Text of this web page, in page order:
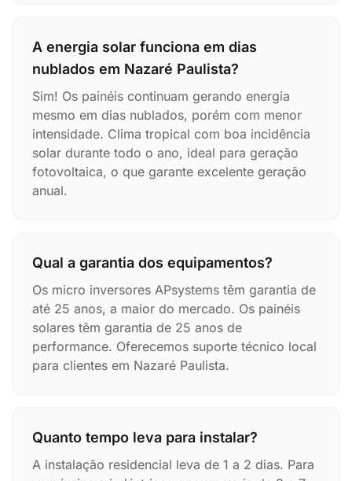
A energia solar funciona em dias
nublados em Nazaré Paulista?
Sim! Os painéis continuam gerando energia
mesmo em dias nublados, porém com menor
intensidade. Clima tropical com boa incidência
solar durante todo o ano, ideal para geração
fotovoltaica, o que garante excelente geração
anual.
Qual a garantia dos equipamentos?
Os micro inversores APsystems têm garantia de
até 25 anos, a maior do mercado. Os painéis
solares têm garantia de 25 anos de
performance. Oferecemos suporte técnico local
para clientes em Nazaré Paulista.
Quanto tempo leva para instalar?
A instalação residencial leva de 1 a 2 dias. Para